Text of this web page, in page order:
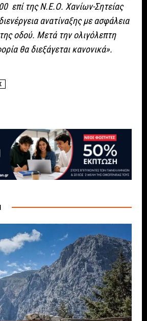
επί της Ν.Ε.Ο. Χανίων-Σητείας
ανατίναξης με ασφάλεια
οδού. Μετά την ολιγόλεπτη
θα διεξάγεται κανονικά».